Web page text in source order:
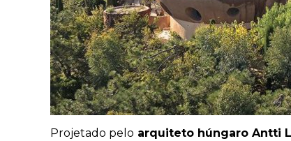
Projetado pelo arquiteto húngaro Antti